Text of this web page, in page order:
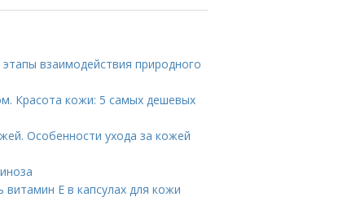
взаимодействия природного
Красота кожи: 5 самых дешевых
Особенности ухода за кожей
E в капсулах для кожи